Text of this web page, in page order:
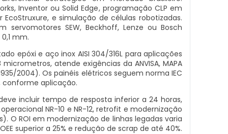
Inventor ou Solid Edge, programação CLP em
e simulação de células robotizadas.
SEW, Beckhoff, Lenze ou Bosch
mm.
epóxi e aço inox AISI 304/316L para aplicações
atende exigências da ANVISA, MAPA
2004). Os painéis elétricos seguem norma IEC
conforme aplicação.
incluir tempo de resposta inferior a 24 horas,
NR-10 e NR-12, retrofit e modernização
O ROI em modernização de linhas legadas varia
superior a 25% e redução de scrap de até 40%.